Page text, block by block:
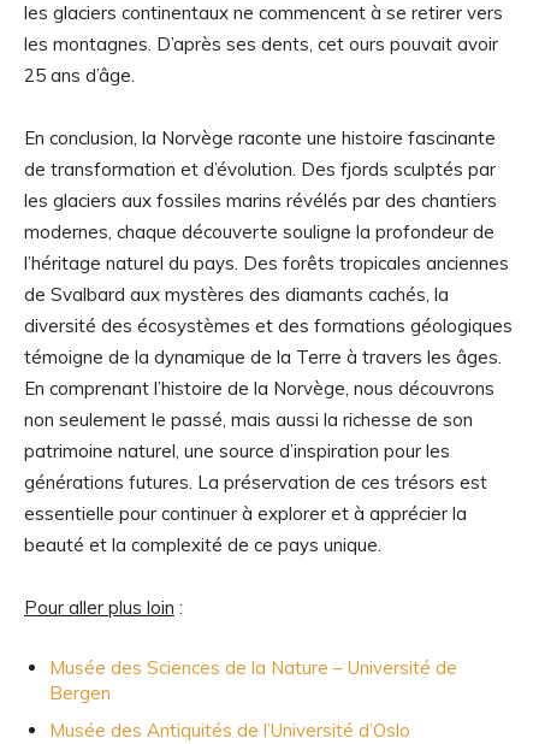
les glaciers continentaux ne commencent à se retirer vers
les montagnes. D’après ses dents, cet ours pouvait avoir
25 ans d’âge.
En conclusion, la Norvège raconte une histoire fascinante
de transformation et d’évolution. Des fjords sculptés par
les glaciers aux fossiles marins révélés par des chantiers
modernes, chaque découverte souligne la profondeur de
l’héritage naturel du pays. Des forêts tropicales anciennes
de Svalbard aux mystères des diamants cachés, la
diversité des écosystèmes et des formations géologiques
témoigne de la dynamique de la Terre à travers les âges.
En comprenant l’histoire de la Norvège, nous découvrons
non seulement le passé, mais aussi la richesse de son
patrimoine naturel, une source d’inspiration pour les
générations futures. La préservation de ces trésors est
essentielle pour continuer à explorer et à apprécier la
beauté et la complexité de ce pays unique.
Pour aller plus loin :
Musée des Sciences de la Nature – Université de
Bergen
Musée des Antiquités de l’Université d’Oslo